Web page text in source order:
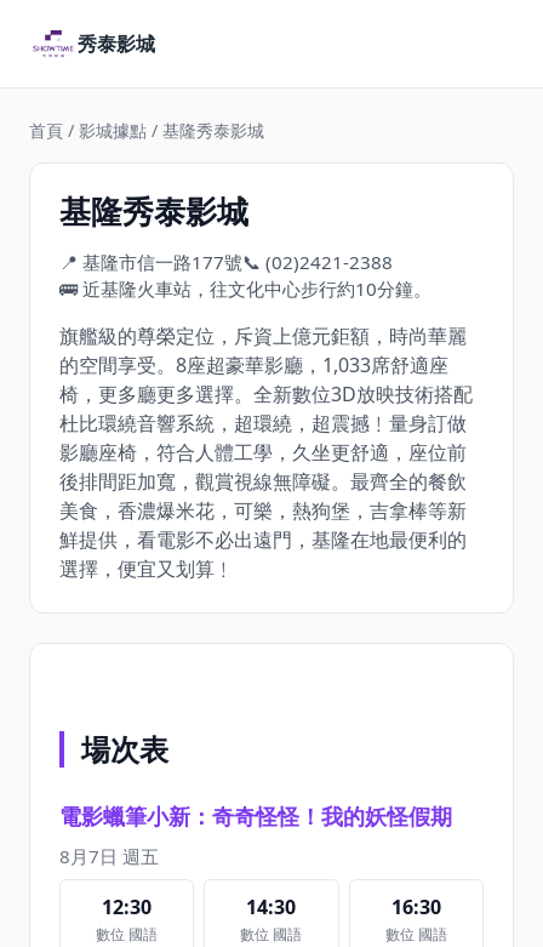
秀泰影城
首頁 / 影城據點 / 基隆秀泰影城
基隆秀泰影城
📍 基隆市信一路177號📞 (02)2421-2388
🚌 近基隆火車站，往文化中心步行約10分鐘。
旗艦級的尊榮定位，斥資上億元鉅額，時尚華麗
的空間享受。8座超豪華影廳，1,033席舒適座
椅，更多廳更多選擇。全新數位3D放映技術搭配
杜比環繞音響系統，超環繞，超震撼﹗量身訂做
影廳座椅，符合人體工學，久坐更舒適，座位前
後排間距加寬，觀賞視線無障礙。最齊全的餐飲
美食，香濃爆米花，可樂，熱狗堡，吉拿棒等新
鮮提供，看電影不必出遠門，基隆在地最便利的
選擇，便宜又划算﹗
場次表
電影蠟筆小新：奇奇怪怪！我的妖怪假期
8月7日 週五
12:30
數位 國語
14:30
數位 國語
16:30
數位 國語